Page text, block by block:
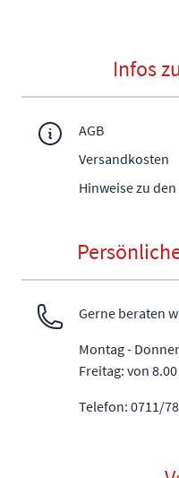
Infos
AGB
Versandkosten
Hinweise zu
Gerne beraten
Montag -
Freitag: von
Telefon: 0711/